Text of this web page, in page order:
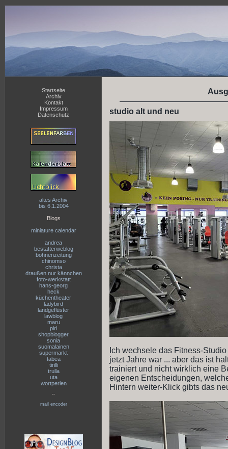
Startseite
Archiv
Kontakt
Impressum
Datenschutz
altes Archiv
bis 6.1.2004
Blogs
miniature calendar
andrea
bestatterweblog
bohnenzeitung
chinomso
christa
draußen nur kännchen
foto-werkstatt
hans-georg
heck
küchentheater
ladybird
landgeflüster
lawblog
maru
piri
shopblogger
sonia
suomalainen
supermarkt
tabea
tirilli
trulla
uta
wortperlen
--
mail encoder
studio alt und neu
Ich wechsele das Fitness-
jetzt Jahre war ... aber das ist
trainiert und nicht wirklich eine
eigenen Entscheidungen,
Hintern weiter-Klick gibts das